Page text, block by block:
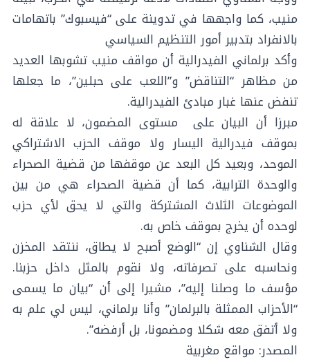
منيب، كما واجهها في تدوينة على “فيسبوك” باتهامات
بالانفراد بتدبير أمور التنظيم السياسي
وأكد برلماني الفيدرالية أن مواقف منيب تشوبها العديد
من مظاهر “التناقض” و”اللعب على حبلين”، ما جعلها
تنفض عنها غبار مبادئ الفيدرالية.
مبرزا أن البيان على مستوى المضمون، لا علاقة له
بموقف فيدرالية اليسار ولا موقف الحزب الاشتراكي
الموحد، وبعيد كل البعد عن موقفها من قضية الصحراء
والوحدة الترابية، كما أن قضية الصحراء هي من بين
الموضوعات الثلاث المشتركة والتي لا يحق لأي حزب
لوحده أن يخرج بموقف خاص به.
وقال الشناوي إن “الوضع أصبح لا يطاق، ننتقد المخزن
ونحاسبه على تصرفاته، ولا نقوم بالمثل داخل حزبنا.
مؤسف ما وصلنا إليه”، مشيرا إلى أن “بيان ما يسمى
“الأحزاب الممثلة بالبرلمان” وأنا برلماني، ليس لي علم به
ولا أتفق معه شكلا ومضمونا، بل أرفضه”.
المصدر: مواقع مغربية